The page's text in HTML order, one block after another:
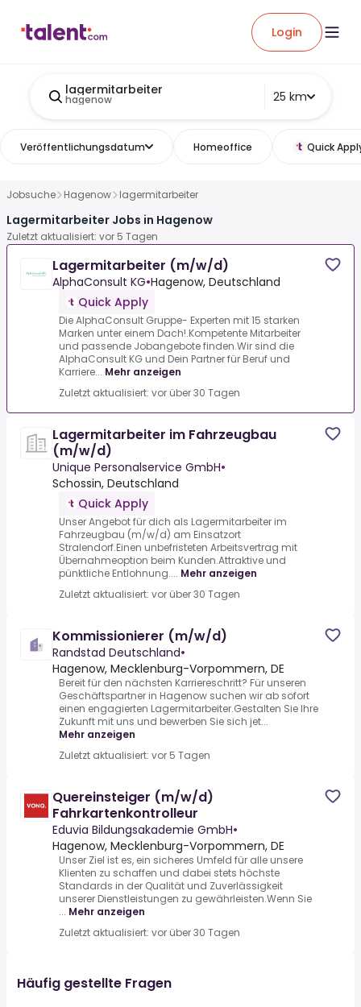
Login
lagermitarbeiter
hagenow 25 km
Veröffentlichungsdatum Homeoffice Quick
Jobsuche Hagenow lagermitarbeiter
Lagermitarbeiter Jobs in Hagenow
Zuletzt aktualisiert: vor 5 Tagen
Lagermitarbeiter (m/w/d)
AlphaConsult KG•Hagenow, Deutschland
Quick Apply
Die AlphaConsult Gruppe- Experten mit 15 starken
Marken unter einem Dach!.Kompetente Mitarbeiter
und passende Jobangebote finden.Wir sind die
AlphaConsult KG und Dein Partner für Beruf und
Karriere... Mehr anzeigen
Zuletzt aktualisiert: vor über 30 Tagen
Lagermitarbeiter im Fahrzeugbau
(m/w/d)
Unique Personalservice GmbH•
Schossin, Deutschland
Quick Apply
Unser Angebot für dich als Lagermitarbeiter im
Fahrzeugbau (m/w/d) am Einsatzort
Stralendorf.Einen unbefristeten Arbeitsvertrag mit
Übernahmeoption beim Kunden.Attraktive und
pünktliche Entlohnung.... Mehr anzeigen
Zuletzt aktualisiert: vor über 30 Tagen
Kommissionierer (m/w/d)
Randstad Deutschland•
Hagenow, Mecklenburg-Vorpommern, DE
Bereit für den nächsten Karriereschritt? Für unseren
Geschäftspartner in Hagenow suchen wir ab sofort
einen engagierten Lagermitarbeiter.Gestalten Sie Ihre
Zukunft mit uns und bewerben Sie sich jet...
Mehr anzeigen
Zuletzt aktualisiert: vor 5 Tagen
Quereinsteiger (m/w/d)
Fahrkartenkontrolleur
Eduvia Bildungsakademie GmbH•
Hagenow, Mecklenburg-Vorpommern, DE
Unser Ziel ist es, ein sicheres Umfeld für alle unsere
Klienten zu schaffen und dabei stets höchste
Standards in der Qualität und Zuverlässigkeit
unserer Dienstleistungen zu gewährleisten.Wenn Sie
... Mehr anzeigen
Zuletzt aktualisiert: vor über 30 Tagen
Häufig gestellte Fragen